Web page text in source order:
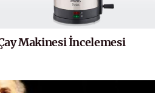
Makinesi İncelemesi